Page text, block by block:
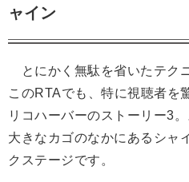
ャイン
とにかく無駄を省いたテク
このRTAでも、特に視聴者を
リコハーバーのストーリー3
大きなカゴのなかにあるシャ
クステージです。